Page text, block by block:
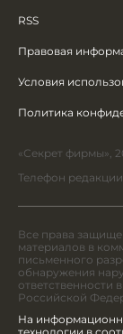
RSS
Правовая
Условия
Политика
«Секрет фирмы»,
Телефон
Все права
материалов в
письменного
обнаружения
ответственности
Российской
На